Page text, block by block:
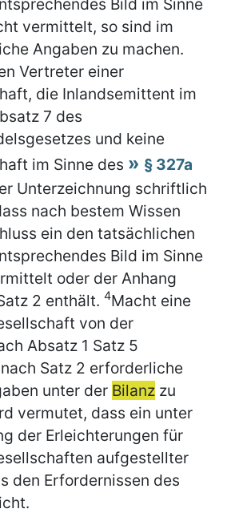
vermittelt, so sind im
Angaben zu machen.
Vertreter einer
die Inlandsemittent im
7 des
und keine
im Sinne des
§ 327a
Unterzeichnung schriftlich
nach bestem Wissen
ein den tatsächlichen
Bild im Sinne
oder der Anhang
2 enthält. 4Macht eine
von der
Absatz 1 Satz 5
Satz 2 erforderliche
unter der Bilanz zu
vermutet, dass ein unter
der Erleichterungen für
aufgestellter
den Erfordernissen des